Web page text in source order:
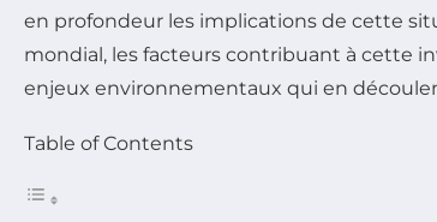
en profondeur les implications de cette
mondial, les facteurs contribuant à cette
enjeux environnementaux qui en
Table of Contents